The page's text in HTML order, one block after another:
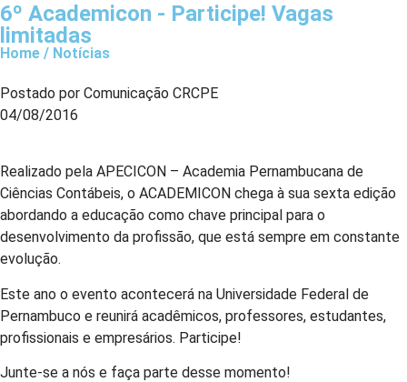
6º Academicon - Participe! Vagas
limitadas
Home / Notícias
Postado por Comunicação CRCPE
04/08/2016
Realizado pela APECICON – Academia Pernambucana de
Ciências Contábeis, o ACADEMICON chega à sua sexta edição
abordando a educação como chave principal para o
desenvolvimento da profissão, que está sempre em constante
evolução.
Este ano o evento acontecerá na Universidade Federal de
Pernambuco e reunirá acadêmicos, professores, estudantes,
profissionais e empresários. Participe!
Junte-se a nós e faça parte desse momento!